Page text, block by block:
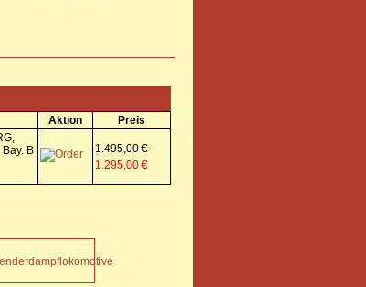
Aktion Preis
B
1.495,00 €
1.295,00 €